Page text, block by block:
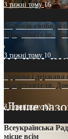
3 тижні тому16
35 років свободи
Предстоятеля.
3 тижні тому 10
Церква і держава
Предстоятеля.
3 тижні тому13
Всеукраїнська
місце всім